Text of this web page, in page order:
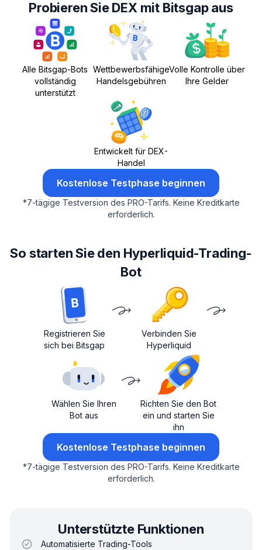
Probieren Sie DEX mit Bitsgap aus
Alle Bitsgap-Bots
vollständig
unterstützt
Wettbewerbsfähige
Handelsgebühren
Volle Kontrolle über
Ihre Gelder
Entwickelt für DEX-
Handel
Kostenlose Testphase beginnen
*7-tägige Testversion des PRO-Tarifs. Keine Kreditkarte
erforderlich.
So starten Sie den Hyperliquid-Trading-
Bot
Registrieren Sie
sich bei Bitsgap
Verbinden Sie
Hyperliquid
Wählen Sie Ihren
Bot aus
Richten Sie den Bot
ein und starten Sie
ihn
Kostenlose Testphase beginnen
*7-tägige Testversion des PRO-Tarifs. Keine Kreditkarte
erforderlich.
Unterstützte Funktionen
Automatisierte Trading-Tools